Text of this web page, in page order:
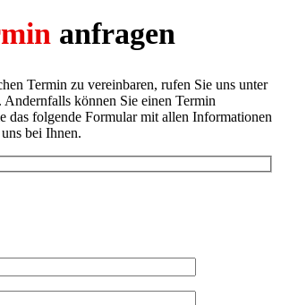
anfragen
Termin zu vereinbaren, rufen Sie uns unter
Andernfalls können Sie einen Termin
das folgende Formular mit allen Informationen
bei Ihnen.